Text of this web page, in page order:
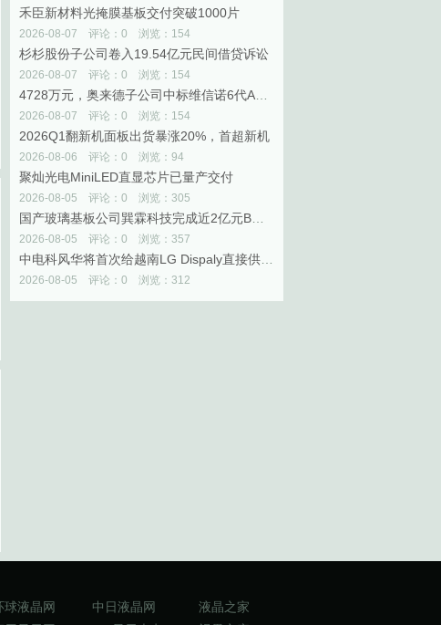
禾臣新材料光掩膜基板交付突破1000片
2026-08-07 评论：0 浏览：154
杉杉股份子公司卷入19.54亿元民间借贷诉讼
2026-08-07 评论：0 浏览：154
2026-08-07 评论：0 浏览：154
2026Q1翻新机面板出货暴涨20%，首超新机
2026-08-06 评论：0 浏览：94
聚灿光电MiniLED直显芯片已量产交付
2026-08-05 评论：0 浏览：305
2026-08-05 评论：0 浏览：357
2026-08-05 评论：0 浏览：312
球液晶网 中日液晶网
液晶之家